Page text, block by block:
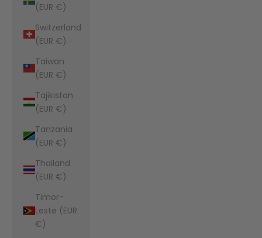
(EUR €)
Switzerland
(EUR €)
Taiwan
(EUR €)
Tajikistan
(EUR €)
Tanzania
(EUR €)
Thailand
(EUR €)
Timor-
Leste (EUR
€)